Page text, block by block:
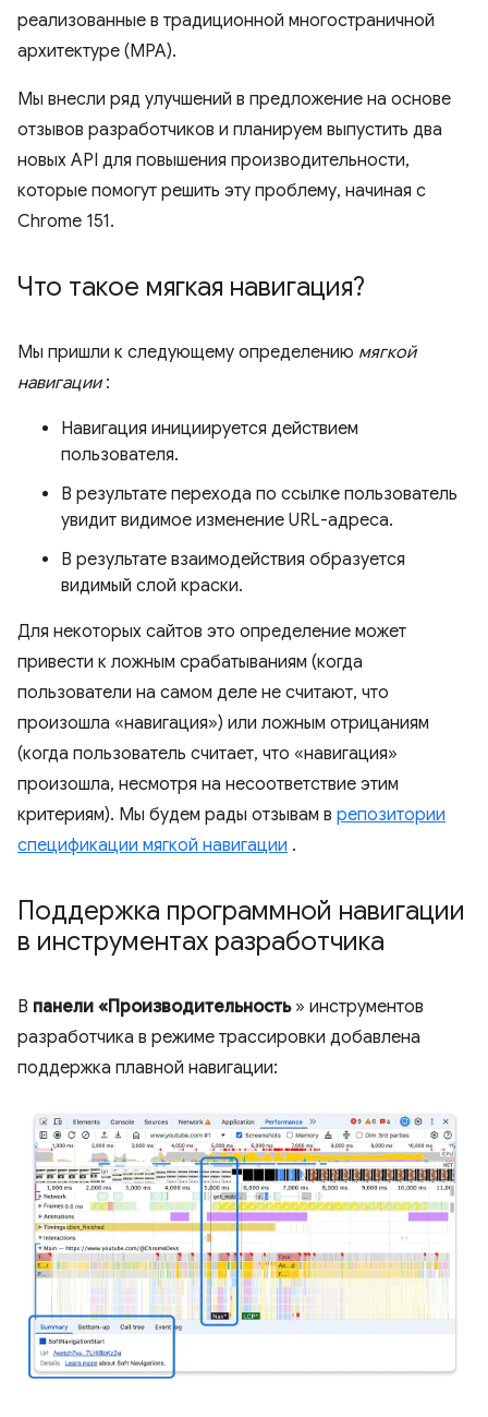
реализованные в традиционной многостраничной
архитектуре (MPA).
Мы внесли ряд улучшений в предложение на основе
отзывов разработчиков и планируем выпустить два
новых API для повышения производительности,
которые помогут решить эту проблему, начиная с
Chrome 151.
Что такое мягкая навигация?
Мы пришли к следующему определению мягкой
навигации:
Навигация инициируется действием
пользователя.
В результате перехода по ссылке пользователь
увидит видимое изменение URL-адреса.
В результате взаимодействия образуется
видимый слой краски.
Для некоторых сайтов это определение может
привести к ложным срабатываниям (когда
пользователи на самом деле не считают, что
произошла «навигация») или ложным отрицаниям
(когда пользователь считает, что «навигация»
произошла, несмотря на несоответствие этим
критериям). Мы будем рады отзывам в репозитории
спецификации мягкой навигации .
Поддержка программной навигации
в инструментах разработчика
В панели «Производительность» инструментов
разработчика в режиме трассировки добавлена ​​
поддержка плавной навигации: